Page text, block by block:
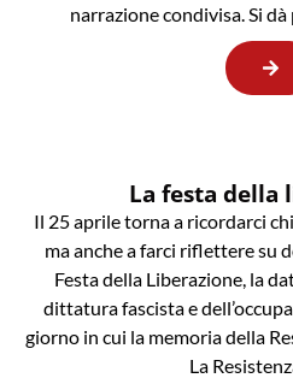
narrazione condivisa. Si
La festa della
Il 25 aprile torna a ricordarci
ma anche a farci riflettere su
Festa della Liberazione, la
dittatura fascista e
giorno in cui la memoria della
La